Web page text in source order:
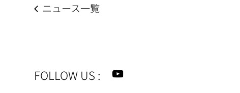
ニュース一覧
FOLLOW US :